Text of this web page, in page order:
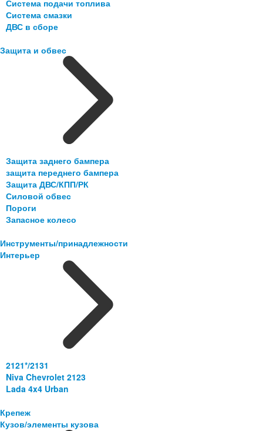
Система подачи топлива
Система смазки
ДВС в сборе
Защита и обвес
Защита заднего бампера
защита переднего бампера
Защита ДВС/КПП/РК
Силовой обвес
Пороги
Запасное колесо
Инструменты/принадлежности
Интерьер
2121*/2131
Niva Chevrolet 2123
Lada 4x4 Urban
Крепеж
Кузов/элементы кузова